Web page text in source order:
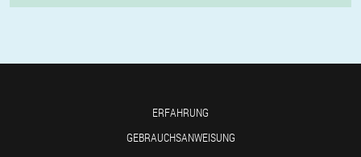
ERFAHRUNG
GEBRAUCHSANWEISUNG